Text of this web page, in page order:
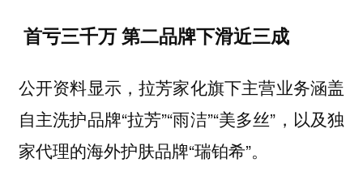
首亏三千万 第二品牌下滑近三成
公开资料显示，拉芳家化旗下主营业务涵盖
自主洗护品牌“拉芳”“雨洁”“美多丝”，以及独
家代理的海外护肤品牌“瑞铂希”。